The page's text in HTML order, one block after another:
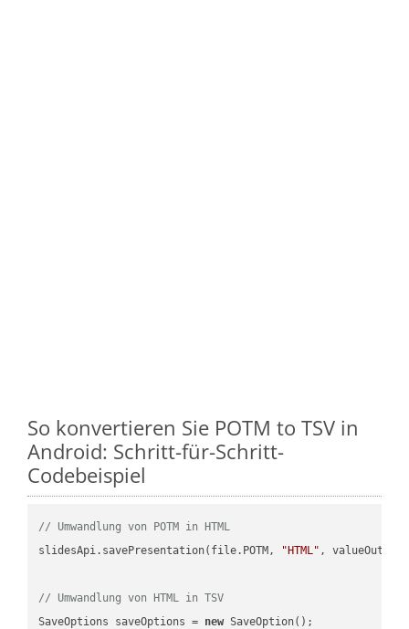
So konvertieren Sie POTM to TSV in
Android: Schritt-für-Schritt-
Codebeispiel
// Umwandlung von POTM in HTML
slidesApi.savePresentation(file.POTM,
"HTML" ,
// Umwandlung von HTML in TSV
SaveOptions saveOptions = new SaveOption();